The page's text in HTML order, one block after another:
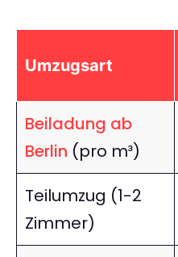
Umzugsart
Beiladung ab
Berlin (pro m³)
Teilumzug (1-2
Zimmer)